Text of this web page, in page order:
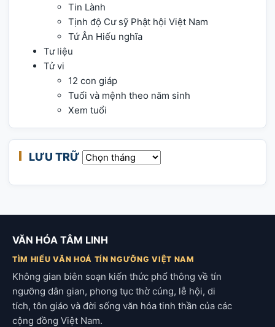
Tin Lành
Tịnh độ Cư sỹ Phật hội Việt Nam
Tứ Ân Hiếu nghĩa
Tư liệu
Tử vi
12 con giáp
Tuổi và mệnh theo năm sinh
Xem tuổi
LƯU TRỮ Lưu trữ
VĂN HÓA TÂM LINH
TÌM HIỂU VĂN HOÁ TÍN NGƯỠNG VIỆT NAM
Không gian biên soạn kiến thức phổ thông về tín
ngưỡng dân gian, phong tục thờ cúng, lễ hội, di
tích, tôn giáo và đời sống văn hóa tinh thần của các
cộng đồng Việt Nam.